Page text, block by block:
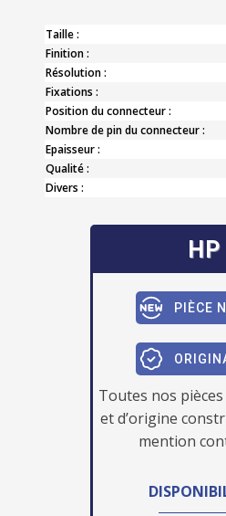
Taille :
Finition :
Résolution :
Fixations :
Position du connecteur :
Nombre de pin du connecteur :
Epaisseur :
Qualité :
Divers :
HP
PIÈCE
Toutes nos
et d’origine
mention